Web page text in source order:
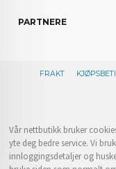
PARTNERE
FRAKT
Vår nettbutikk bruker
yte deg bedre service. Vi
innloggingsdetaljer og